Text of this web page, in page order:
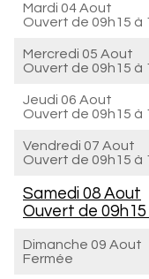
Mardi 04 Aout
Ouvert de 09h15 à
Mercredi 05 Aout
Ouvert de 09h15 à
Jeudi 06 Aout
Ouvert de 09h15 à
Vendredi 07 Aout
Ouvert de 09h15 à
Samedi 08 Aout
Ouvert de
Dimanche 09 Aout
Fermée